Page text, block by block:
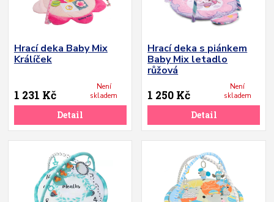
Hrací deka Baby Mix
Králíček
1 231 Kč
Není
skladem
Detail
Hrací deka s piánkem
Baby Mix letadlo
růžová
1 250 Kč
Není
skladem
Detail